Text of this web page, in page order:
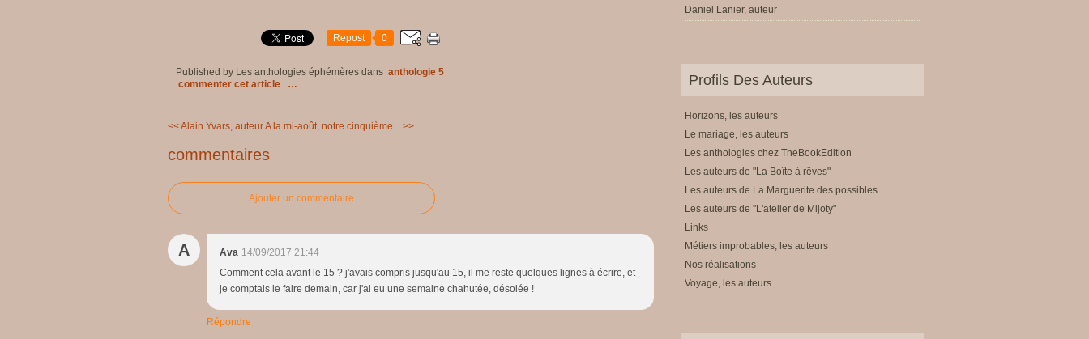
Repost 0
Published by Les anthologies éphémères dans anthologie 5
commenter cet article
…
<< Alain Yvars, auteurA la mi-août, notre cinquième... >>
commentaires
Ajouter un commentaire
A Ava 14/09/2017 21:44
Comment cela avant le 15 ? j'avais compris jusqu'au 15, il me reste quelques lignes à écrire, et
je comptais le faire demain, car j'ai eu une semaine chahutée, désolée !
Répondre
Daniel Lanier, auteur
Profils Des Auteurs
Horizons, les auteurs
Le mariage, les auteurs
Les anthologies chez TheBookEdition
Les auteurs de "La Boîte à rêves"
Les auteurs de La Marguerite des possibles
Les auteurs de "L'atelier de Mijoty"
Links
Métiers improbables, les auteurs
Nos réalisations
Voyage, les auteurs